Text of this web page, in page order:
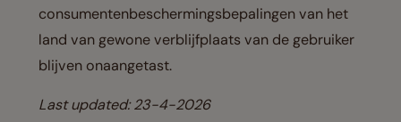
consumentenbeschermingsbepalingen van het
land van gewone verblijfplaats van de gebruiker
blijven onaangetast.
Last updated: 23-4-2026